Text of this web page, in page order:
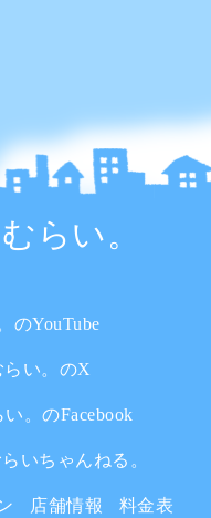
らい。
のYouTube
らい。のX
い。のFacebook
いちゃんねる。
店舗情報 料金表